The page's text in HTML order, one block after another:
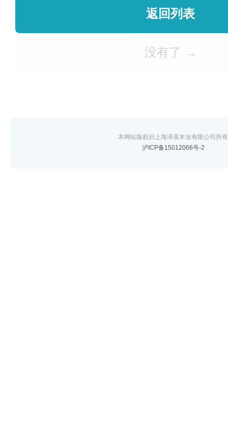
返回列表
没有了 →
本网站版权归上海泽喜木业有限公司所有
沪ICP备15012066号-2